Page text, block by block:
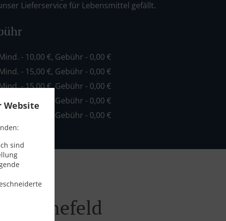
Website
sind
Lieferservice für Lebensmittel gefällt.
- 10,00 €, Gebühr - 0,00 €
- 15,00 €, Gebühr - 0,00 €
- 15,00 €, Gebühr - 0,00 €
, Mind. - 20,00 €, Gebühr - 0,00 €
, Mind. - 30,00 €, Gebühr - 0,00 €